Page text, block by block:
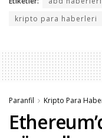
kripto para haberleri
Paranfil Kripto Para